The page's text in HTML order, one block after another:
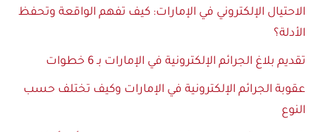
الاحتيال الإلكتروني في الإمارات: كيف تفهم الواقعة وتحفظ
الأدلة؟
تقديم بلاغ الجرائم الإلكترونية في الإمارات بـ 6 خطوات
عقوبة الجرائم الإلكترونية في الإمارات وكيف تختلف حسب
النوع